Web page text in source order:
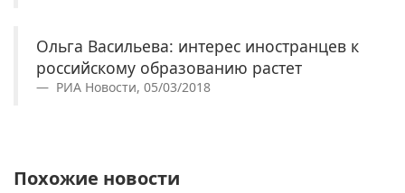
Ольга Васильева: интерес иностранцев к
российскому образованию растет
РИА Новости, 05/03/2018
Похожие новости